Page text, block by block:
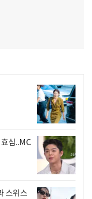
심..MC
스위스